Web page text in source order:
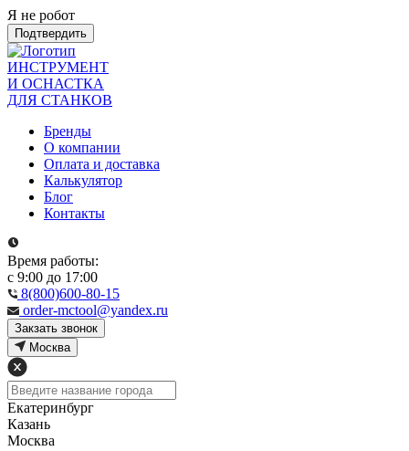
Я не робот
Подтвердить
ИНСТРУМЕНТ
И ОСНАСТКА
ДЛЯ СТАНКОВ
Бренды
О компании
Оплата и доставка
Калькулятор
Блог
Контакты
Время работы:
с 9:00 до 17:00
8(800)600-80-15
order-mctool@yandex.ru
Закзать звонок
Москва
Екатеринбург
Казань
Москва